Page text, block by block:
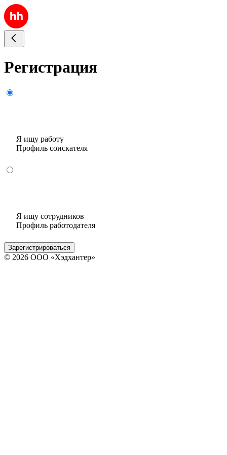
Регистрация
Я ищу работу
Профиль соискателя
Я ищу сотрудников
Профиль работодателя
Зарегистрироваться
© 2026 ООО «Хэдхантер»